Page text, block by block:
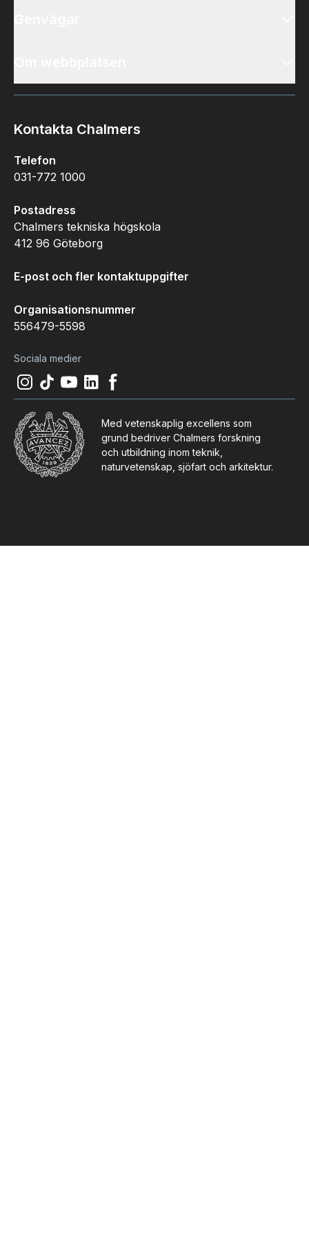
Kontakta Chalmers
Telefon
031-772 1000
Postadress
Chalmers tekniska högskola
412 96 Göteborg
E-post och fler kontaktuppgifter
Organisationsnummer
556479-5598
Sociala medier
Instagram
(Öppnas i ny flik)
Tiktok
(Öppnas i ny flik
Youtube
(Öppnas i ny flik
LinkedIn
(Öppnas i ny flik
Facebook
(
Med vetenskaplig excellens som
grund bedriver Chalmers forskning
och utbildning inom teknik,
naturvetenskap, sjöfart och arkitektur.